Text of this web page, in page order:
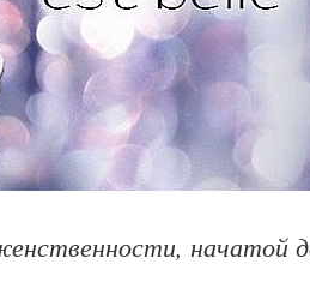
начатой